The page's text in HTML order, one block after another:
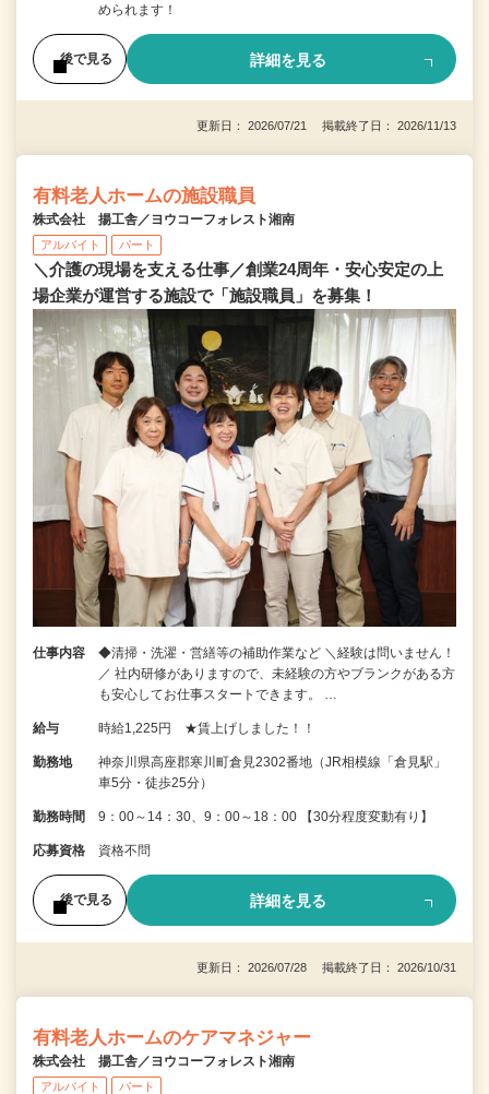
められます！
後で見る 詳細を見る
更新日： 2026/07/21 掲載終了日： 2026/11/13
有料老人ホームの施設職員
株式会社 揚工舎／ヨウコーフォレスト湘南
アルバイト パート
＼介護の現場を支える仕事／創業24周年・安心安定の上
場企業が運営する施設で「施設職員」を募集！
仕事内容
◆清掃・洗濯・営繕等の補助作業など ＼経験は問いません！
／ 社内研修がありますので、未経験の方やブランクがある方
も安心してお仕事スタートできます。 …
給与 時給1,225円 ★賃上げしました！！
勤務地
神奈川県高座郡寒川町倉見2302番地（JR相模線「倉見駅」
車5分・徒歩25分）
勤務時間 9：00～14：30、9：00～18：00 【30分程度変動有り】
応募資格 資格不問
後で見る 詳細を見る
更新日： 2026/07/28 掲載終了日： 2026/10/31
有料老人ホームのケアマネジャー
株式会社 揚工舎／ヨウコーフォレスト湘南
アルバイト パート